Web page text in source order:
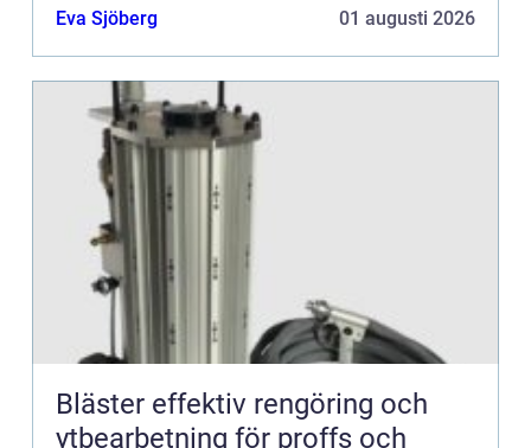
Eva Sjöberg 01 augusti 2026
Bläster effektiv rengöring och
ytbearbetning för proffs och